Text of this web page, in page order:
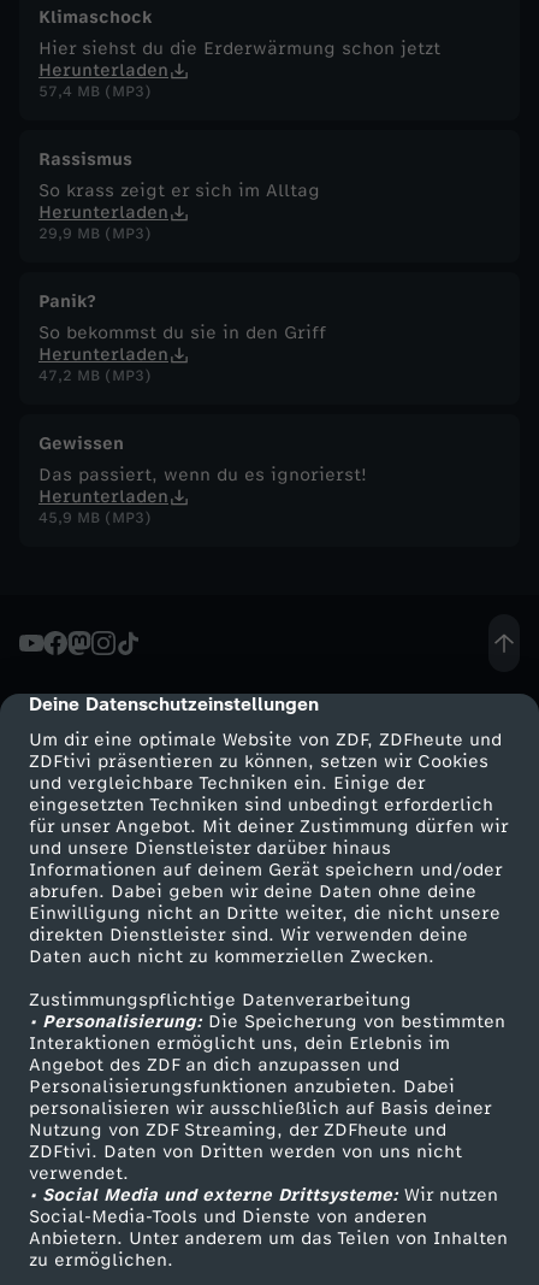
cmp-dialog-description
Deine Datenschutzeinstellungen
Um dir eine optimale Website von ZDF, ZDFheute und
ZDFtivi präsentieren zu können, setzen wir Cookies
und vergleichbare Techniken ein. Einige der
eingesetzten Techniken sind unbedingt erforderlich
für unser Angebot. Mit deiner Zustimmung dürfen wir
und unsere Dienstleister darüber hinaus
Informationen auf deinem Gerät speichern und/oder
abrufen. Dabei geben wir deine Daten ohne deine
Einwilligung nicht an Dritte weiter, die nicht unsere
direkten Dienstleister sind. Wir verwenden deine
Daten auch nicht zu kommerziellen Zwecken.
Zustimmungspflichtige Datenverarbeitung
• Personalisierung:Die Speicherung von bestimmten
Interaktionen ermöglicht uns, dein Erlebnis im
Angebot des ZDF an dich anzupassen und
Personalisierungsfunktionen anzubieten. Dabei
personalisieren wir ausschließlich auf Basis deiner
Nutzung von ZDF Streaming, der ZDFheute und
ZDFtivi. Daten von Dritten werden von uns nicht
verwendet.
• Social Media und externe Drittsysteme:Wir nutzen
Social-Media-Tools und Dienste von anderen
Anbietern. Unter anderem um das Teilen von Inhalten
zu ermöglichen.
Klimaschock
Hier siehst du die Erderwärmung schon jetzt
Herunterladen
57,4 MB (MP3)
Rassismus
So krass zeigt er sich im Alltag
Herunterladen
29,9 MB (MP3)
Panik?
So bekommst du sie in den Griff
Herunterladen
47,2 MB (MP3)
Gewissen
Das passiert, wenn du es ignorierst!
Herunterladen
45,9 MB (MP3)
Mehr ZDF
ZDF-Apps
Smart TV
ZDFtext
Livestreams
Sendungen A-Z
TV-Programm
Service
ZDFmitreden
Kontakt zum ZDF
Tickets
Zuschauerservice
Hilfe
ZDF Unternehmen
Karriere